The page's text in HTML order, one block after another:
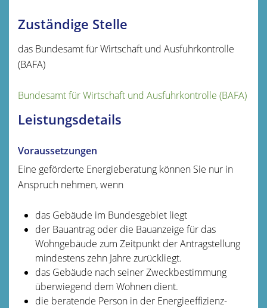
Zuständige Stelle
das Bundesamt für Wirtschaft und Ausfuhrkontrolle
(BAFA)
Bundesamt für Wirtschaft und Ausfuhrkontrolle (BAFA)
Leistungsdetails
Voraussetzungen
Eine geförderte Energieberatung können Sie nur in
Anspruch nehmen, wenn
das Gebäude im Bundesgebiet liegt
der Bauantrag oder die Bauanzeige für das
Wohngebäude zum Zeitpunkt der Antragstellung
mindestens zehn Jahre zurückliegt.
das Gebäude nach seiner Zweckbestimmung
überwiegend dem Wohnen dient.
die beratende Person in der Energieeffizienz-